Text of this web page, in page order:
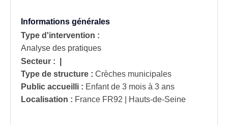
Informations générales
Type d'intervention :
Analyse des pratiques
Secteur :
Type de structure : Crèches municipales
Public accueilli : Enfant de 3 mois à 3 ans
Localisation : France FR92 | Hauts-de-Seine